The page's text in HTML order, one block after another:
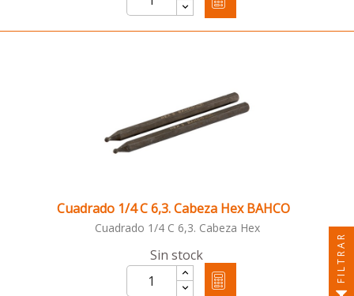
Cuadrado 1/4 C 6,3. Cabeza Hex BAHCO
Cuadrado 1/4 C 6,3. Cabeza Hex
Sin stock FILTRAR